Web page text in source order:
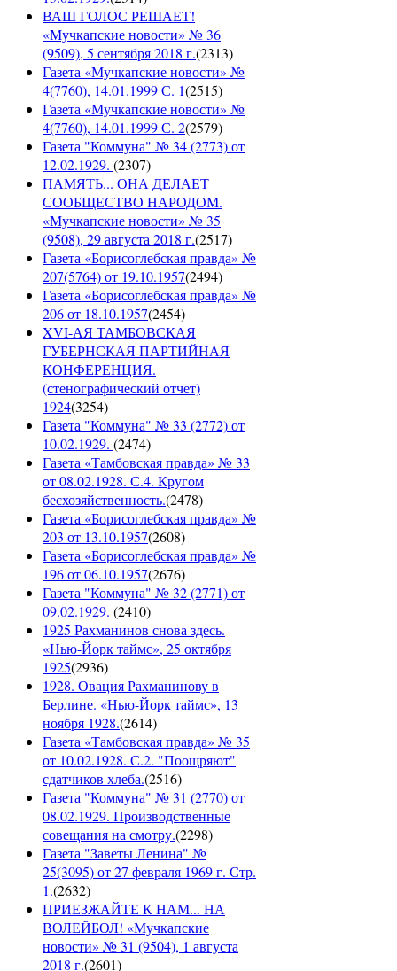
ВАШ ГОЛОС РЕШАЕТ!
«Мучкапские новости» № 36
(9509), 5 сентября 2018 г.(2313)
Газета «Мучкапские новости» №
4(7760), 14.01.1999 С. 1(2515)
Газета «Мучкапские новости» №
4(7760), 14.01.1999 С. 2(2579)
Газета "Коммуна" № 34 (2773) от
12.02.1929. (2307)
ПАМЯТЬ... ОНА ДЕЛАЕТ
СООБЩЕСТВО НАРОДОМ.
«Мучкапские новости» № 35
(9508), 29 августа 2018 г.(2517)
Газета «Борисоглебская правда» №
207(5764) от 19.10.1957(2494)
Газета «Борисоглебская правда» №
206 от 18.10.1957(2454)
XVI-АЯ ТАМБОВСКАЯ
ГУБЕРНСКАЯ ПАРТИЙНАЯ
КОНФЕРЕНЦИЯ.
(стенографический отчет)
1924(3254)
Газета "Коммуна" № 33 (2772) от
10.02.1929. (2474)
Газета «Тамбовская правда» № 33
от 08.02.1928. С.4. Кругом
бесхозяйственность.(2478)
Газета «Борисоглебская правда» №
203 от 13.10.1957(2608)
Газета «Борисоглебская правда» №
196 от 06.10.1957(2676)
Газета "Коммуна" № 32 (2771) от
09.02.1929. (2410)
1925 Рахманинов снова здесь.
«Нью-Йорк таймс», 25 октября
1925(2936)
1928. Овация Рахманинову в
Берлине. «Нью-Йорк таймс», 13
ноября 1928.(2614)
Газета «Тамбовская правда» № 35
от 10.02.1928. С.2. "Поощряют"
сдатчиков хлеба.(2516)
Газета "Коммуна" № 31 (2770) от
08.02.1929. Производственные
совещания на смотру.(2298)
Газета "Заветы Ленина" №
25(3095) от 27 февраля 1969 г. Стр.
1.(2632)
ПРИЕЗЖАЙТЕ К НАМ... НА
ВОЛЕЙБОЛ! «Мучкапские
новости» № 31 (9504), 1 августа
2018 г.(2601)